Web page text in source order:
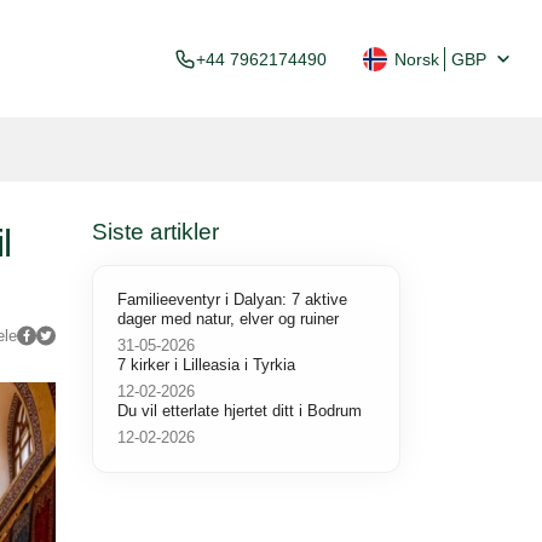
+44 7962174490 Norsk GBP
Siste artikler
Familieeventyr i Dalyan: 7 aktive
dager med natur, elver og ruiner
31-05-2026
7 kirker i Lilleasia i Tyrkia
12-02-2026
Du vil etterlate hjertet ditt i Bodrum
12-02-2026